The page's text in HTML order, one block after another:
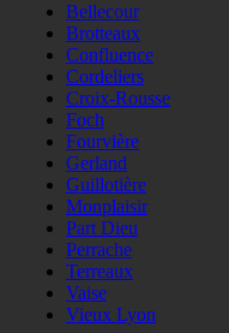
Bellecour
Brotteaux
Confluence
Cordeliers
Croix-Rousse
Foch
Fourvière
Gerland
Guillotière
Monplaisir
Part Dieu
Perrache
Terreaux
Vaise
Vieux Lyon